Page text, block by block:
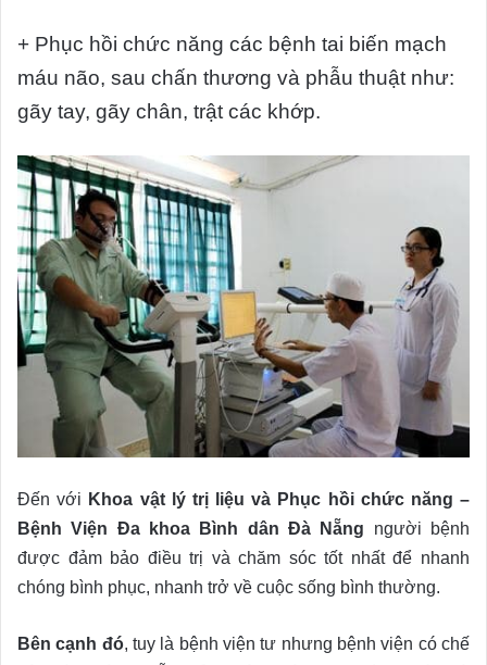
+ Phục hồi chức năng các bệnh tai biến mạch
máu não, sau chấn thương và phẫu thuật như:
gãy tay, gãy chân, trật các khớp.
Đến với Khoa vật lý trị liệu và Phục hồi chức năng –
Bệnh Viện Đa khoa Bình dân Đà Nẵng người bệnh
được đảm bảo điều trị và chăm sóc tốt nhất để nhanh
chóng bình phục, nhanh trở về cuộc sống bình thường.
Bên cạnh đó, tuy là bệnh viện tư nhưng bệnh viện có chế